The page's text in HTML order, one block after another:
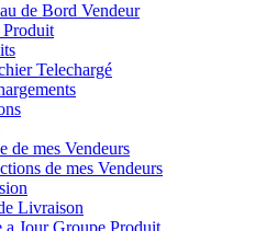
de Bord Vendeur
Telechargé
de mes Vendeurs
de mes Vendeurs
Livraison
Jour Groupe Produit